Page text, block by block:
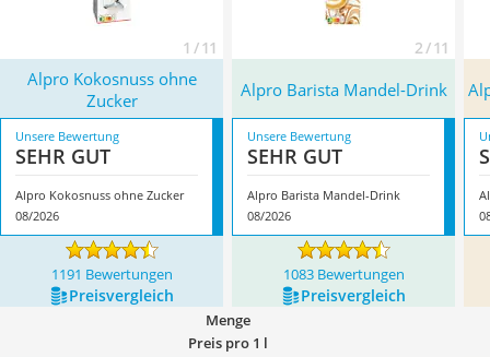
1 / 11 2 / 11
Alpro Kokosnuss ohne
Zucker
Alpro Barista Mandel-Drink
Unsere Bewertung
SEHR GUT
Alpro Kokosnuss ohne Zucker
08/2026
Unsere Bewertung
SEHR GUT
Alpro Barista Mandel-Drink
08/2026
1191 Bewertungen 1083 Bewertungen
Preis­vergleich Preis­vergleich
Menge
Preis pro 1 l